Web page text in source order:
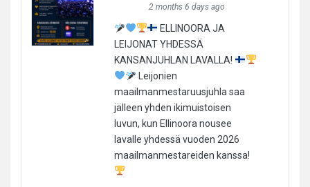
2 months 6 days ago
ELLINOORA JA
LEIJONAT YHDESSÄ
KANSANJUHLAN LAVALLA!
Leijonien
maailmanmestaruusjuhla saa
jälleen yhden ikimuistoisen
luvun, kun Ellinoora nousee
lavalle yhdessä vuoden 2026
maailmanmestareiden kanssa!